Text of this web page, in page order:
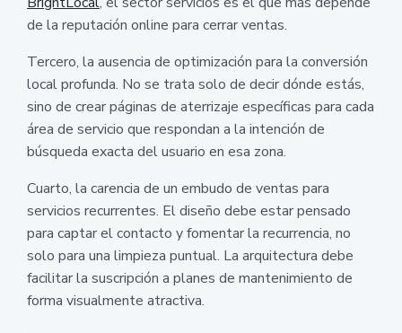
de la reputación online para cerrar ventas.
Tercero, la ausencia de optimización para la conversión
local profunda. No se trata solo de decir dónde estás,
sino de crear páginas de aterrizaje específicas para cada
área de servicio que respondan a la intención de
búsqueda exacta del usuario en esa zona.
Cuarto, la carencia de un embudo de ventas para
servicios recurrentes. El diseño debe estar pensado
para captar el contacto y fomentar la recurrencia, no
solo para una limpieza puntual. La arquitectura debe
facilitar la suscripción a planes de mantenimiento de
forma visualmente atractiva.